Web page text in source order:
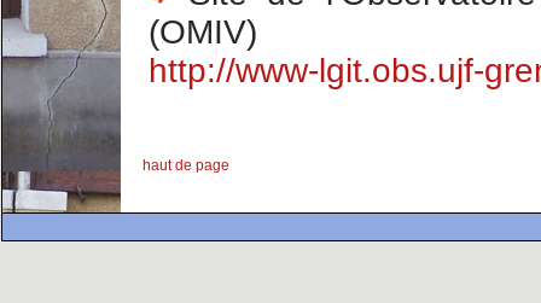
(OMIV)
http://www-lgit.obs.ujf-
haut de page